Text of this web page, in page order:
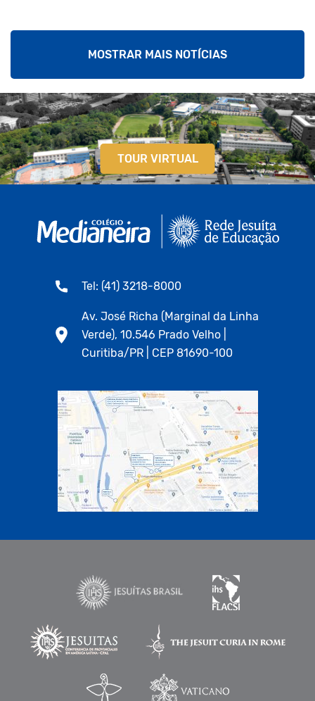
MOSTRAR MAIS NOTÍCIAS
TOUR VIRTUAL
Tel: (41) 3218-8000
Av. José Richa (Marginal da Linha
Verde), 10.546 Prado Velho |
Curitiba/PR | CEP 81690-100